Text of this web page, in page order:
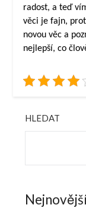
radost, a teď
věci je fajn,
novou věc a
nejlepší, co
HLEDAT